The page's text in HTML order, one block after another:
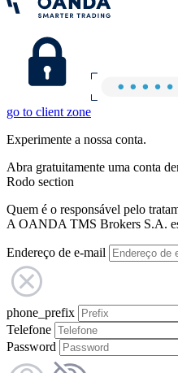
go to client zone
Experimente a nossa conta.
Abra gratuitamente uma conta
Rodo section
Quem é o responsável pelo
A OANDA TMS Brokers S.A.
Endereço de e-mail
phone_prefix
Telefone
Password